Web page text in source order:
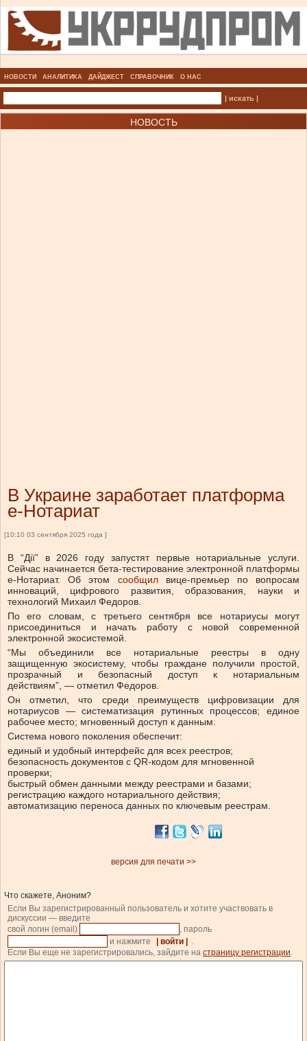
НОВОСТИ АНАЛИТИКА ДАЙДЖЕСТ СПРАВОЧНИК О НАС
| искать |
НОВОСТЬ
В Украине заработает платформа
е-Нотариат
[10:10 03 сентября 2025 года ]
В “Дії” в 2026 году запустят первые нотариальные услуги.
Сейчас начинается бета-тестирование электронной платформы
е-Нотариат.
Об этом сообщил
вице-премьер по вопросам
инноваций, цифрового развития, образования, науки и
технологий Михаил Федоров.
По его словам, с третьего сентября все нотариусы могут
присоединиться и начать работу с новой современной
электронной экосистемой.
“Мы объединили все нотариальные реестры в одну
защищенную экосистему, чтобы граждане получили простой,
прозрачный и безопасный доступ к нотариальным
действиям”, — отметил Федоров.
Он отметил, что среди преимуществ цифровизации для
нотариусов — систематизация рутинных процессов; единое
рабочее место; мгновенный доступ к данным.
Система нового поколения обеспечит:
единый и удобный интерфейс для всех реестров;
безопасность документов с QR-кодом для мгновенной
проверки;
быстрый обмен данными между реестрами и базами;
регистрацию каждого нотариального действия;
автоматизацию переноса данных по ключевым реестрам.
версия для печати >>
Что скажете, Аноним?
Если Вы зарегистрированный пользователь и хотите участвовать в
дискуссии — введите
свой логин (email)
, пароль
и нажмите
| войти |
.
Если Вы еще не зарегистрировались, зайдите на страницу регистрации.